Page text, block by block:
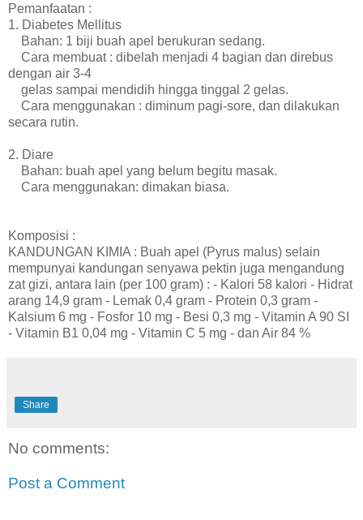
Pemanfaatan :
1. Diabetes Mellitus
Bahan: 1 biji buah apel berukuran sedang.
Cara membuat : dibelah menjadi 4 bagian dan direbus
dengan air 3-4
gelas sampai mendidih hingga tinggal 2 gelas.
Cara menggunakan : diminum pagi-sore, dan dilakukan
secara rutin.
2. Diare
Bahan: buah apel yang belum begitu masak.
Cara menggunakan: dimakan biasa.
Komposisi :
KANDUNGAN KIMIA : Buah apel (Pyrus malus) selain
mempunyai kandungan senyawa pektin juga mengandung
zat gizi, antara lain (per 100 gram) : - Kalori 58 kalori - Hidrat
arang 14,9 gram - Lemak 0,4 gram - Protein 0,3 gram -
Kalsium 6 mg - Fosfor 10 mg - Besi 0,3 mg - Vitamin A 90 SI
- Vitamin B1 0,04 mg - Vitamin C 5 mg - dan Air 84 %
Share
No comments:
Post a Comment